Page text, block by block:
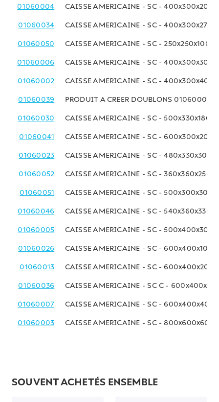
01060004 CAISSE AMERICAINE - SC - 400x300x200
01060034 CAISSE AMERICAINE - SC - 400x300x270
01060050 CAISSE AMERICAINE - SC - 250x250x100
01060006 CAISSE AMERICAINE - SC - 400x300x300
01060002 CAISSE AMERICAINE - SC - 400x300x400
01060039 PRODUIT A CREER DOUBLONS 01060002
01060030 CAISSE AMERICAINE - SC - 500x330x180
01060041 CAISSE AMERICAINE - SC - 600x300x200
01060023 CAISSE AMERICAINE - SC - 480x330x300
01060052 CAISSE AMERICAINE - SC - 360x360x250
01060051 CAISSE AMERICAINE - SC - 500x300x300
01060046 CAISSE AMERICAINE - SC - 540x360x330
01060005 CAISSE AMERICAINE - SC - 500x400x300
01060026 CAISSE AMERICAINE - SC - 600x400x100
01060013 CAISSE AMERICAINE - SC - 600x400x200
01060036 CAISSE AMERICAINE - SC C -
01060007 CAISSE AMERICAINE - SC - 600x400x400
01060003 CAISSE AMERICAINE - SC - 800x600x600
SOUVENT ACHETÉS ENSEMBLE